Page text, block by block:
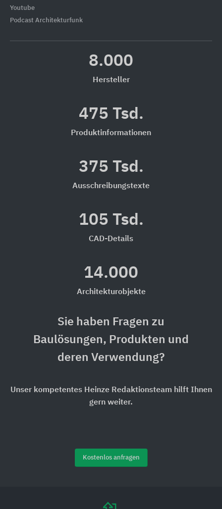
Youtube
Podcast Architekturfunk
8.000
Hersteller
475 Tsd.
Produktinformationen
375 Tsd.
Ausschreibungstexte
105 Tsd.
CAD-Details
14.000
Architekturobjekte
Sie haben Fragen zu
Baulösungen, Produkten und
deren Verwendung?
Unser kompetentes Heinze Redaktionsteam hilft Ihnen
gern weiter.
Kostenlos anfragen